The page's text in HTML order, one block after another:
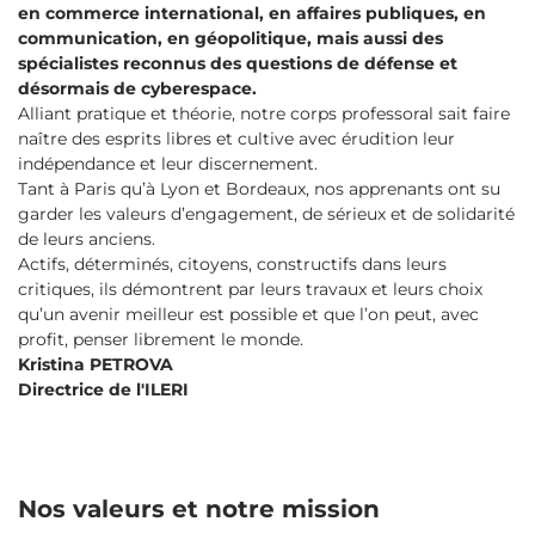
en commerce international, en affaires publiques, en
communication, en géopolitique, mais aussi des
spécialistes reconnus des questions de défense et
désormais de cyberespace.
Alliant pratique et théorie, notre corps professoral sait faire
naître des esprits libres et cultive avec érudition leur
indépendance et leur discernement.
Tant à Paris qu’à Lyon et Bordeaux, nos apprenants ont su
garder les valeurs d’engagement, de sérieux et de solidarité
de leurs anciens.
Actifs, déterminés, citoyens, constructifs dans leurs
critiques, ils démontrent par leurs travaux et leurs choix
qu’un avenir meilleur est possible et que l’on peut, avec
profit, penser librement le monde.
Kristina PETROVA
Directrice de l'ILERI
Nos valeurs et notre mission